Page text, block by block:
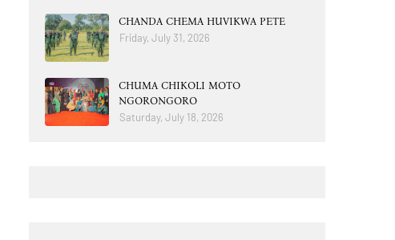
CHANDA CHEMA HUVIKWA PETE
Friday, July 31, 2026
CHUMA CHIKOLI MOTO
NGORONGORO
Saturday, July 18, 2026